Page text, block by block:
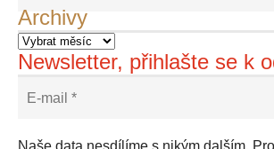
Archivy
Newsletter, přihlašte se k